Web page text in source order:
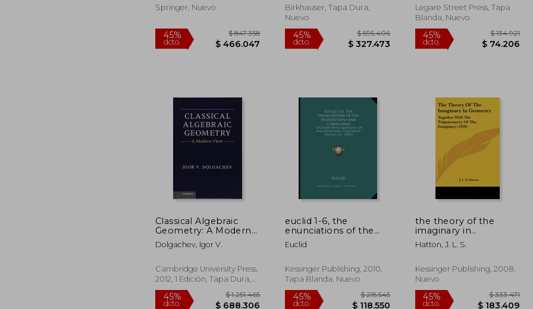
Springer, Nuevo
45%
Birkhauser, Tapa Dura,
Nuevo
45%
Legare Street Press, Tapa
Blanda, Nuevo
45%
Classical Algebraic
Geometry: A Modern
View (en Inglés)
Dolgachev, Igor V.
Cambridge University Press,
2012, 1 Edición, Tapa Dura,
Nuevo
euclid 1-6, the
enunciations of the
propositions and
corollaries: together
definitions, postulates,
axioms, etc. (1873) (en
Euclid
Kessinger Publishing, 2010,
Tapa Blanda, Nuevo
the theory of the
imaginary in
geometry: together
with the trigonometry
(1920) (en Inglés)
Hatton, J. L. S.
Kessinger Publishing, 2008,
Nuevo